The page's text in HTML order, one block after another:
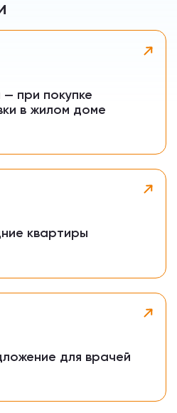
при покупке
в жилом доме
квартиры
для врачей